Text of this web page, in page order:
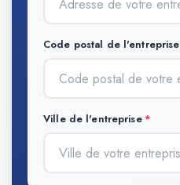
Code postal de l'entreprise
Ville de l'entreprise